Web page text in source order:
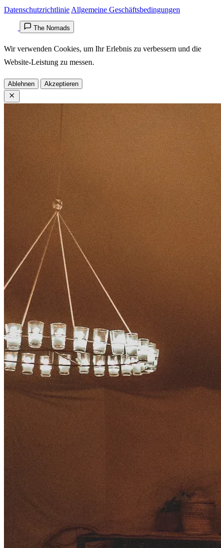
Datenschutzrichtlinie Allgemeine Geschäftsbedingungen
The Nomads
Wir verwenden Cookies, um Ihr Erlebnis zu verbessern und die
Website-Leistung zu messen.
Ablehnen Akzeptieren